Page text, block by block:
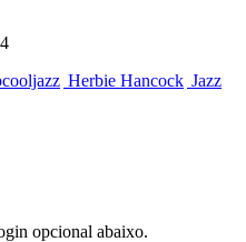
Herbie Hancock Jazz
opcional abaixo.